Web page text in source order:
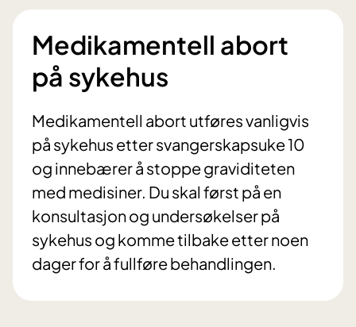
Medikamentell abort
på sykehus
Medikamentell abort utføres vanligvis
på sykehus etter svangerskapsuke 10
og innebærer å stoppe graviditeten
med medisiner. Du skal først på en
konsultasjon og undersøkelser på
sykehus og komme tilbake etter noen
dager for å fullføre behandlingen.